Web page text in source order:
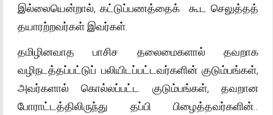
இல்லையென்றால், கட்டுப்பணத்தைக் கூட செலுத்தத்
தயாரற்றவர்கள் இவர்கள்.
தமிழினவாத பாசிச தலைமைகளால் தவறாக
வழிநடத்தப்பட்டுப் பலியிடப்பட்டவர்களின் குடும்பங்கள்,
அவர்களால் கொல்லப்பட்ட குடும்பங்கள், தவறான
போராட்டத்திலிருந்து தப்பி பிழைத்தவர்களின்..